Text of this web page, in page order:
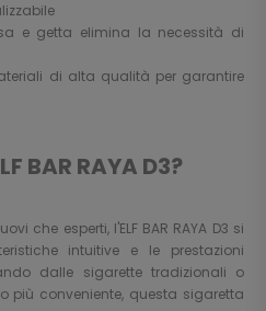
e getta elimina la necessità di
di alta qualità per garantire
BAR RAYA D3?
che esperti, l'ELF BAR RAYA D3 si
intuitive e le prestazioni
dalle sigarette tradizionali o
più conveniente, questa sigaretta